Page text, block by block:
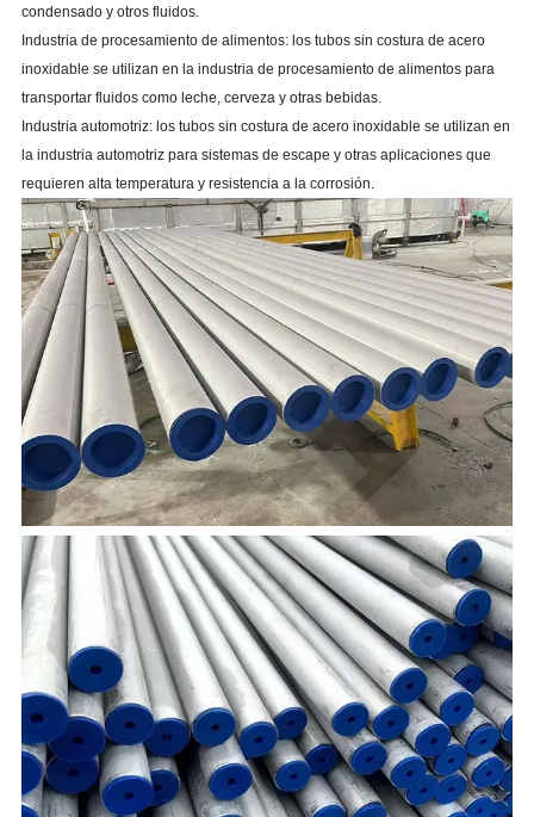
condensado y otros fluidos.
Industria de procesamiento de alimentos: los tubos sin costura de acero
inoxidable se utilizan en la industria de procesamiento de alimentos para
transportar fluidos como leche, cerveza y otras bebidas.
Industria automotriz: los tubos sin costura de acero inoxidable se utilizan en
la industria automotriz para sistemas de escape y otras aplicaciones que
requieren alta temperatura y resistencia a la corrosión.